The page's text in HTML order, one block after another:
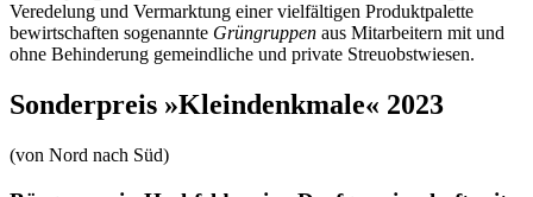
Veredelung und Vermarktung einer vielfältigen Produktpalette
bewirtschaften sogenannte Grüngruppen aus Mitarbeitern mit und
ohne Behinderung gemeindliche und private Streuobstwiesen.
Sonderpreis »Kleindenkmale« 2023
(von Nord nach Süd)